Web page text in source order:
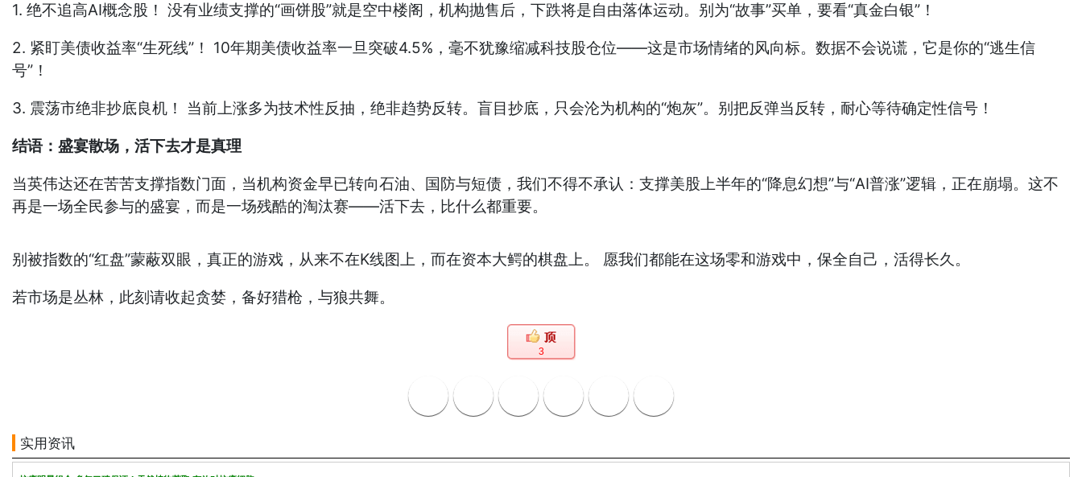
1. 绝不追高AI概念股！ 没有业绩支撑的“画饼股”就是空中楼阁，机构抛售后，下跌将是自由落体运动。别为“故事”买单，要看“真金白银”！
2. 紧盯美债收益率“生死线”！ 10年期美债收益率一旦突破4.5%，毫不犹豫缩减科技股仓位——这是市场情绪的风向标。数据不会说谎，它是你的“逃生信
号”！
3. 震荡市绝非抄底良机！ 当前上涨多为技术性反抽，绝非趋势反转。盲目抄底，只会沦为机构的“炮灰”。别把反弹当反转，耐心等待确定性信号！
结语：盛宴散场，活下去才是真理
当英伟达还在苦苦支撑指数门面，当机构资金早已转向石油、国防与短债，我们不得不承认：支撑美股上半年的“降息幻想”与“AI普涨”逻辑，正在崩塌。这不
再是一场全民参与的盛宴，而是一场残酷的淘汰赛——活下去，比什么都重要。
别被指数的“红盘”蒙蔽双眼，真正的游戏，从来不在K线图上，而在资本大鳄的棋盘上。 愿我们都能在这场零和游戏中，保全自己，活得长久。
若市场是丛林，此刻请收起贪婪，备好猎枪，与狼共舞。
3
实用资讯